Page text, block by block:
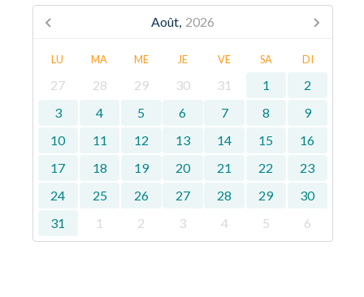
Août, 2026
LU MA ME JE VE SA DI
27 28 29 30 31 1
2
3
4 5 6 7 8
9
10
11 12 13 14 15
16
17
18 19 20 21 22
23
24
25 26 27 28 29
30
31
1 2 3 4 5 6